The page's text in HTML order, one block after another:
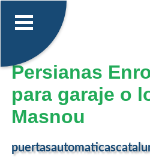
Persianas
para garaje o
Masnou